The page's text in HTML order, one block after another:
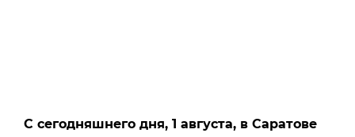
С сегодняшнего дня, 1 августа, в Саратове